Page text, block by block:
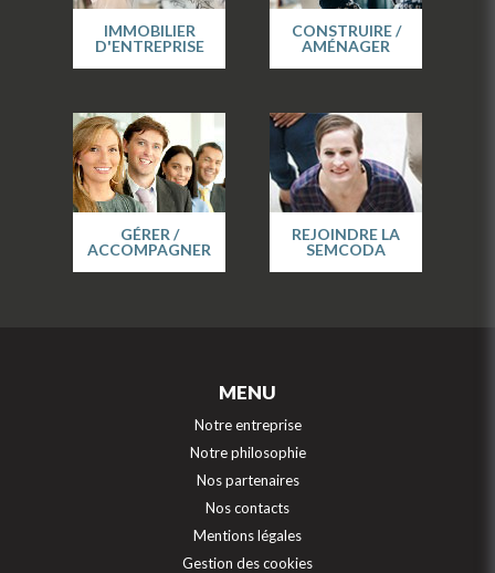
IMMOBILIER
D'ENTREPRISE
CONSTRUIRE /
AMÉNAGER
GÉRER /
ACCOMPAGNER
REJOINDRE LA
SEMCODA
MENU
Notre entreprise
Notre philosophie
Nos partenaires
Nos contacts
Mentions légales
Gestion des cookies